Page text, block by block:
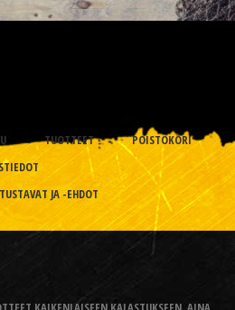
TUOTTEET
POISTOKORI
JA -EHDOT